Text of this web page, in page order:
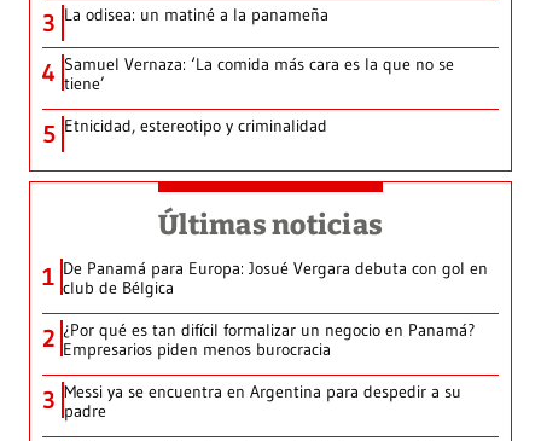
3 La odisea: un matiné a la panameña
4 Samuel Vernaza: ‘La comida más cara es la que no se
tiene’
5 Etnicidad, estereotipo y criminalidad
Últimas noticias
1 De Panamá para Europa: Josué Vergara debuta con gol en
club de Bélgica
2 ¿Por qué es tan difícil formalizar un negocio en Panamá?
Empresarios piden menos burocracia
3 Messi ya se encuentra en Argentina para despedir a su
padre